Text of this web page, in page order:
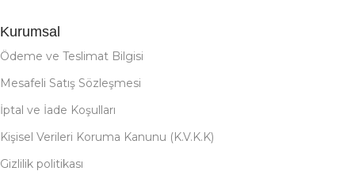
Kurumsal
Ödeme ve Teslimat Bilgisi
Mesafeli Satış Sözleşmesi
İptal ve İade Koşulları
Kişisel Verileri Koruma Kanunu (K.V.K.K)
Gizlilik politikası